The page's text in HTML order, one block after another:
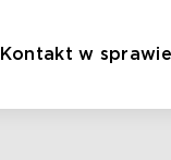
Kontakt w